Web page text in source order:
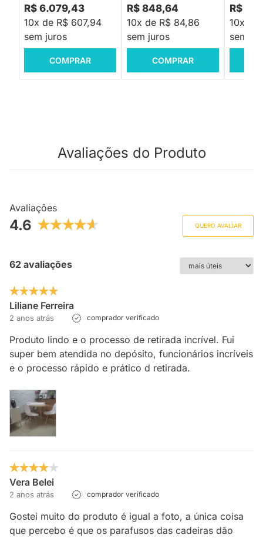
R$ 6.079,43
10x de R$ 607,94
sem juros
COMPRAR
R$ 848,64
10x de R$ 84,86
sem juros
COMPRAR
R$
10x de
sem
Avaliações do Produto
Avaliações
4.6 QUERO AVALIAR
62 avaliações
Liliane Ferreira
2 anos atrás comprador verificado
Produto lindo e o processo de retirada incrível. Fui
super bem atendida no depósito, funcionários incríveis
e o processo rápido e prático d retirada.
Vera Belei
2 anos atrás comprador verificado
Gostei muito do produto é igual a foto, a única coisa
que percebo é que os parafusos das cadeiras dão